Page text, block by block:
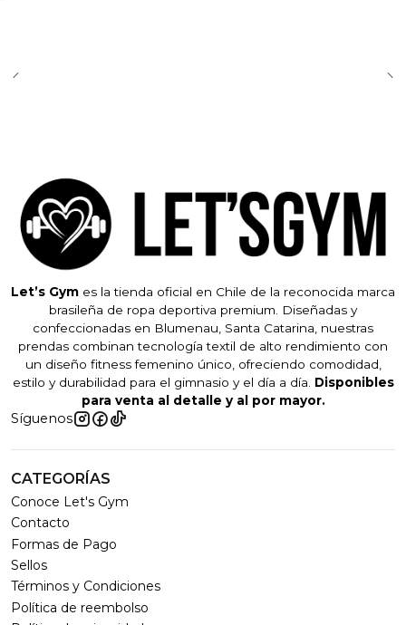
Let’s Gym es la tienda oficial en Chile de la reconocida marca
brasileña de ropa deportiva premium. Diseñadas y
confeccionadas en Blumenau, Santa Catarina, nuestras
prendas combinan tecnología textil de alto rendimiento con
un diseño fitness femenino único, ofreciendo comodidad,
estilo y durabilidad para el gimnasio y el día a día. Disponibles
para venta al detalle y al por mayor.
Síguenos
CATEGORÍAS
Conoce Let's Gym
Contacto
Formas de Pago
Sellos
Términos y Condiciones
Política de reembolso